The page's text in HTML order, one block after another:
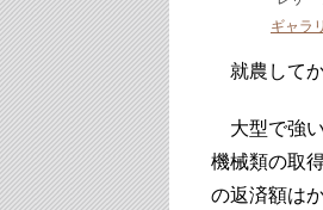
ギャラ
就農してか
大型で強い
機械類の取
の返済額は